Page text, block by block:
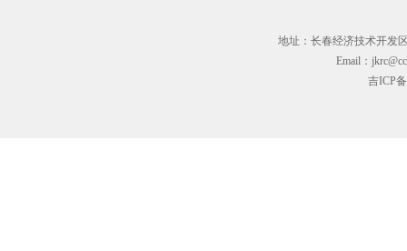
地址：长春经济技术开发
Email：
吉ICP